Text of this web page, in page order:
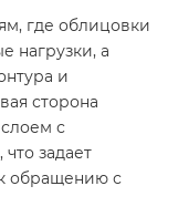
где облицовки
нагрузки, а
и
сторона
с
задает
обращению с